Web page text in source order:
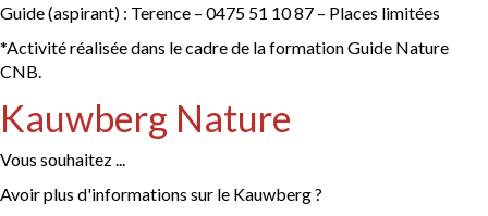
Guide (aspirant) : Terence – 0475 51 10 87 – Places limitées
*Activité réalisée dans le cadre de la formation Guide Nature
CNB.
Kauwberg Nature
Vous souhaitez ...
Avoir plus d'informations sur le Kauwberg ?